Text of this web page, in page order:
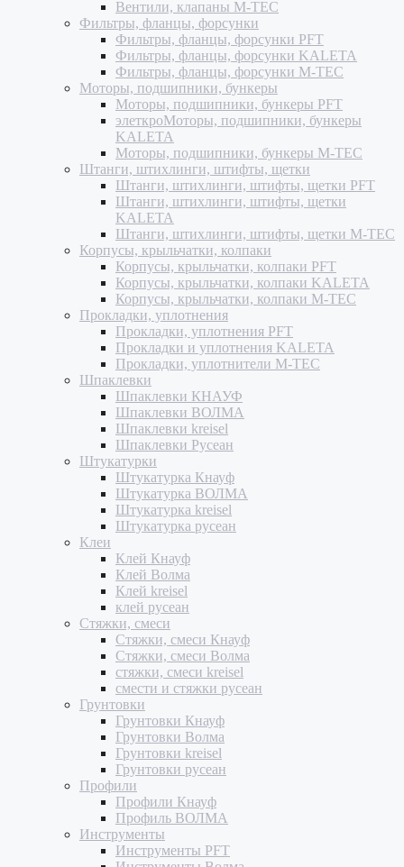
Вентили, клапаны M-TEC
Фильтры, фланцы, форсунки
Фильтры, фланцы, форсунки PFT
Фильтры, фланцы, форсунки KALETA
Фильтры, фланцы, форсунки M-TEC
Моторы, подшипники, бункеры
Моторы, подшипники, бункеры PFT
элеткроМоторы, подшипники, бункеры
KALETA
Моторы, подшипники, бункеры M-TEC
Штанги, штихлинги, штифты, щетки
Штанги, штихлинги, штифты, щетки PFT
Штанги, штихлинги, штифты, щетки
KALETA
Штанги, штихлинги, штифты, щетки M-TEC
Корпусы, крыльчатки, колпаки
Корпусы, крыльчатки, колпаки PFT
Корпусы, крыльчатки, колпаки KALETA
Корпусы, крыльчатки, колпаки M-TEC
Прокладки, уплотнения
Прокладки, уплотнения PFT
Прокладки и уплотнения KALETA
Прокладки, уплотнители M-TEC
Шпаклевки
Шпаклевки КНАУФ
Шпаклевки ВОЛМА
Шпаклевки kreisel
Шпаклевки Русеан
Штукатурки
Штукатурка Кнауф
Штукатурка ВОЛМА
Штукатурка kreisel
Штукатурка русеан
Клеи
Клей Кнауф
Клей Волма
Клей kreisel
клей русеан
Стяжки, смеси
Стяжки, смеси Кнауф
Стяжки, смеси Волма
стяжки, смеси kreisel
смести и стяжки русеан
Грунтовки
Грунтовки Кнауф
Грунтовки Волма
Грунтовки kreisel
Грунтовки русеан
Профили
Профили Кнауф
Профиль ВОЛМА
Инструменты
Инструменты PFT